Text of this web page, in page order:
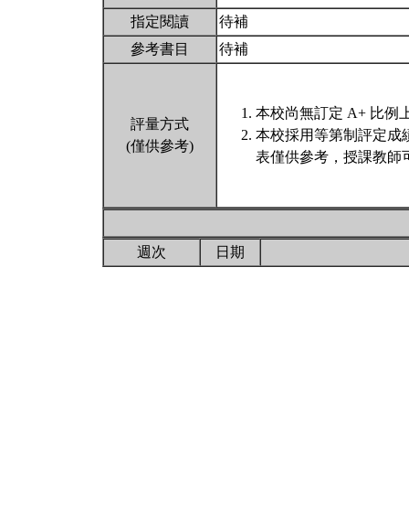
指定閱讀
待補
參考書目
待補
評量方式
(僅供參考)
本校尚無訂定 A+ 比例
本校採用等第制評定成
表僅供參考，授課教師
週次 日期